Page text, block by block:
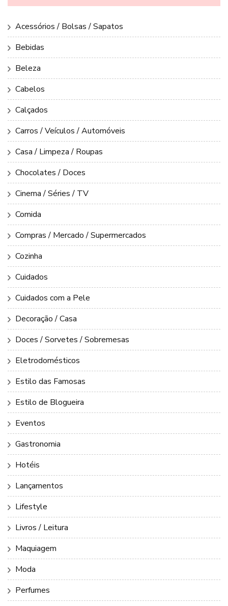
Acessórios / Bolsas / Sapatos
Bebidas
Beleza
Cabelos
Calçados
Carros / Veículos / Automóveis
Casa / Limpeza / Roupas
Chocolates / Doces
Cinema / Séries / TV
Comida
Compras / Mercado / Supermercados
Cozinha
Cuidados
Cuidados com a Pele
Decoração / Casa
Doces / Sorvetes / Sobremesas
Eletrodomésticos
Estilo das Famosas
Estilo de Blogueira
Eventos
Gastronomia
Hotéis
Lançamentos
Lifestyle
Livros / Leitura
Maquiagem
Moda
Perfumes